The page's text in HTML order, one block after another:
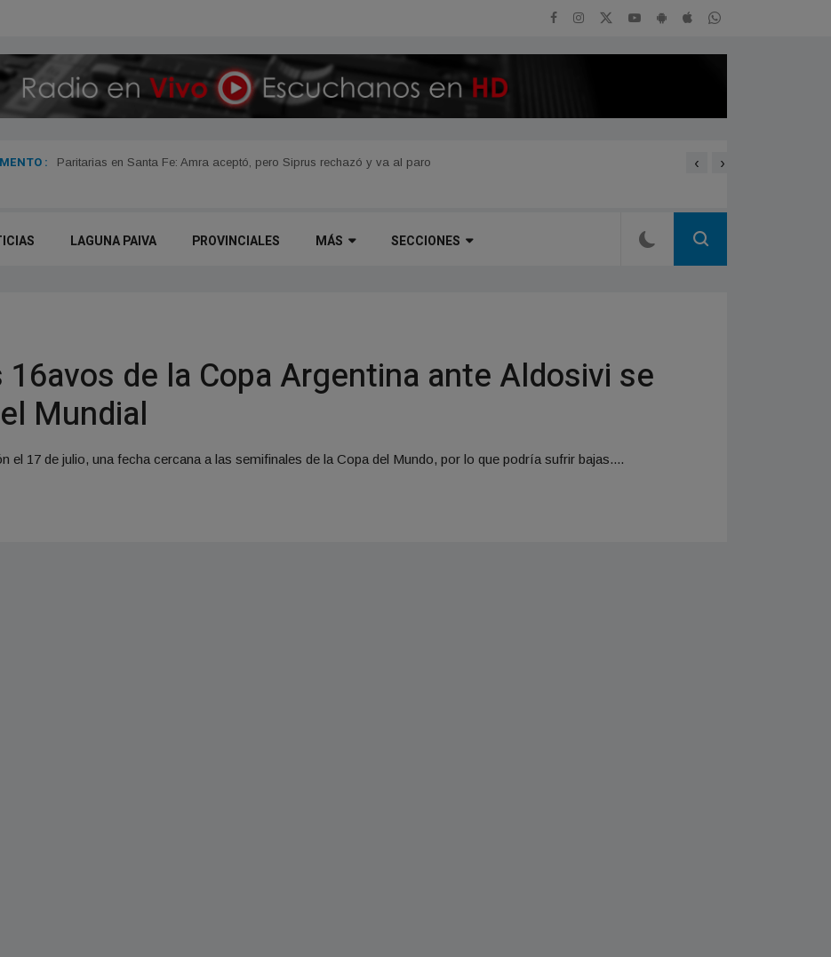
: Paritarias en Santa Fe: Amra aceptó, pero Siprus rechazó y va al paro Estrellas de Talleres
‹ ›
LAGUNA PAIVA PROVINCIALES MÁS SECCIONES
de la Copa Argentina ante Aldosivi se
Mundial
el 17 de julio, una fecha cercana a las semifinales de la Copa del Mundo, por lo que podría sufrir bajas....